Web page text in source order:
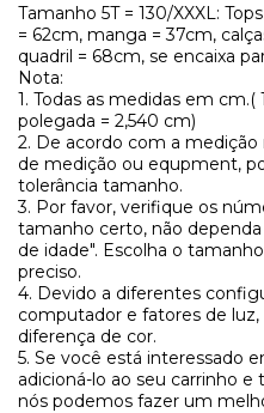
Tamanho 5T = 130/XXXL:
= 62cm, manga = 37cm,
quadril = 68cm, se encaixa
Nota:
1. Todas as medidas em cm.(
polegada = 2,540 cm)
2. De acordo com a
de medição ou equpment,
tolerância tamanho.
3. Por favor, verifique os
tamanho certo, não
de idade". Escolha o
preciso.
4. Devido a diferentes
computador e fatores de
diferença de cor.
5. Se você está interessado
adicioná-lo ao seu carrinho
nós podemos fazer um